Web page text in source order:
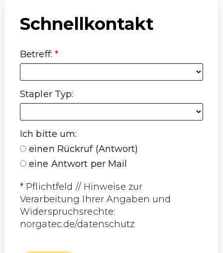
Schnellkontakt
Betreff: *
Stapler Typ:
Ich bitte um:
einen Rückruf (Antwort)
eine Antwort per Mail
* Pflichtfeld // Hinweise zur
Verarbeitung Ihrer Angaben und
Widerspruchsrechte:
norgatec.de/datenschutz